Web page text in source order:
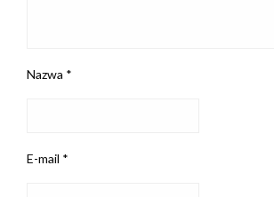
Nazwa *
E-mail *